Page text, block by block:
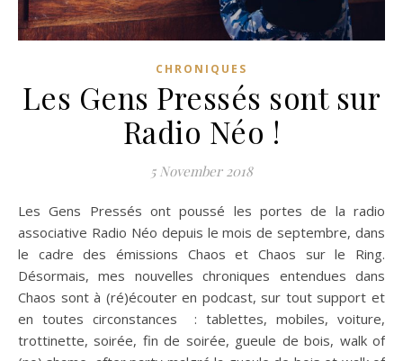
CHRONIQUES
Les Gens Pressés sont sur
Radio Néo !
5 November 2018
Les Gens Pressés ont poussé les portes de la radio
associative Radio Néo depuis le mois de septembre, dans
le cadre des émissions Chaos et Chaos sur le Ring.
Désormais, mes nouvelles chroniques entendues dans
Chaos sont à (ré)écouter en podcast, sur tout support et
en toutes circonstances : tablettes, mobiles, voiture,
trottinette, soirée, fin de soirée, gueule de bois, walk of